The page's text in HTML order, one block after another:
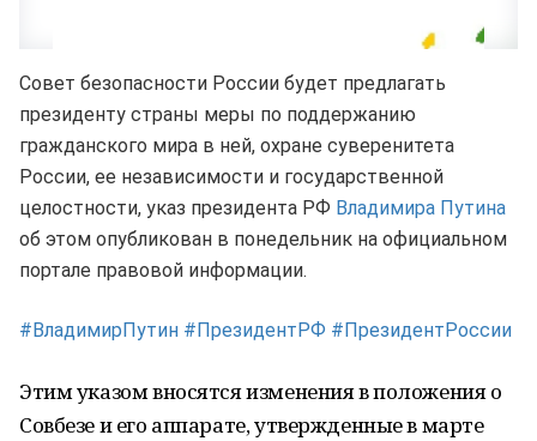
Совет безопасности России будет предлагать
президенту страны меры по поддержанию
гражданского мира в ней, охране суверенитета
России, ее независимости и государственной
целостности, указ президента РФ Владимира Путина
об этом опубликован в понедельник на официальном
портале правовой информации.
#ВладимирПутин #ПрезидентРФ #ПрезидентРоссии
Этим указом вносятся изменения в положения о
Совбезе и его аппарате, утвержденные в марте